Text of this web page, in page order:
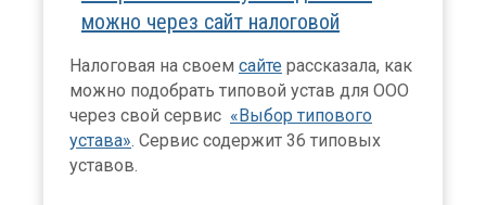
можно через сайт налоговой
Налоговая на своем сайте рассказала, как
можно подобрать типовой устав для ООО
через свой сервис «Выбор типового
устава» . Сервис содержит 36 типовых
уставов.